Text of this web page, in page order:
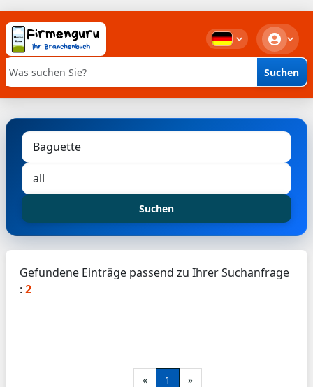
Stichwortsuche Suchen
Suchen
Gefundene Einträge passend zu Ihrer Suchanfrage
: 2
« 1 »